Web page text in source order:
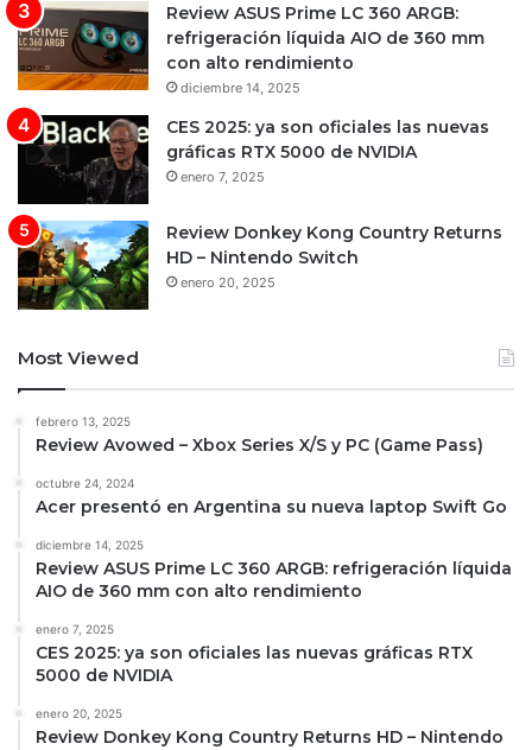
Review ASUS Prime LC 360 ARGB:
refrigeración líquida AIO de 360 mm
con alto rendimiento
diciembre 14, 2025
CES 2025: ya son oficiales las nuevas
gráficas RTX 5000 de NVIDIA
enero 7, 2025
Review Donkey Kong Country Returns
HD – Nintendo Switch
enero 20, 2025
Most Viewed
febrero 13, 2025
Review Avowed – Xbox Series X/S y PC (Game Pass)
octubre 24, 2024
Acer presentó en Argentina su nueva laptop Swift Go
diciembre 14, 2025
Review ASUS Prime LC 360 ARGB: refrigeración líquida
AIO de 360 mm con alto rendimiento
enero 7, 2025
CES 2025: ya son oficiales las nuevas gráficas RTX
5000 de NVIDIA
enero 20, 2025
Review Donkey Kong Country Returns HD – Nintendo